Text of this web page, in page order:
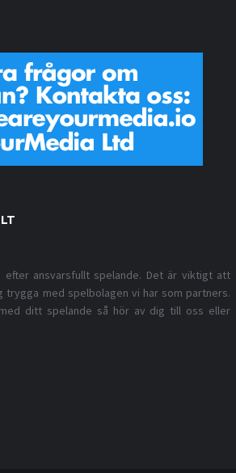
efter ansvarsfullt spelande. Det är viktigt att
trygga med spelbolagen vi har som partners.
ditt spelande så hör av dig till oss eller